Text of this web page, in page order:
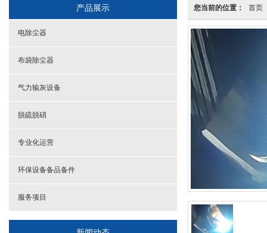
您当前的位置： 首页
产品展示
电除尘器
布袋除尘器
气力输灰设备
脱硫脱硝
专业化运营
环保设备备品备件
服务项目